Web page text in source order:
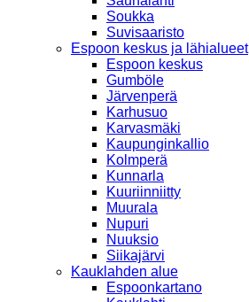
Soukka
Suvisaaristo
Espoon keskus ja lähialueet
Espoon keskus
Gumböle
Järvenperä
Karhusuo
Karvasmäki
Kaupunginkallio
Kolmperä
Kunnarla
Kuuriinniitty
Muurala
Nupuri
Nuuksio
Siikajärvi
Kauklahden alue
Espoonkartano